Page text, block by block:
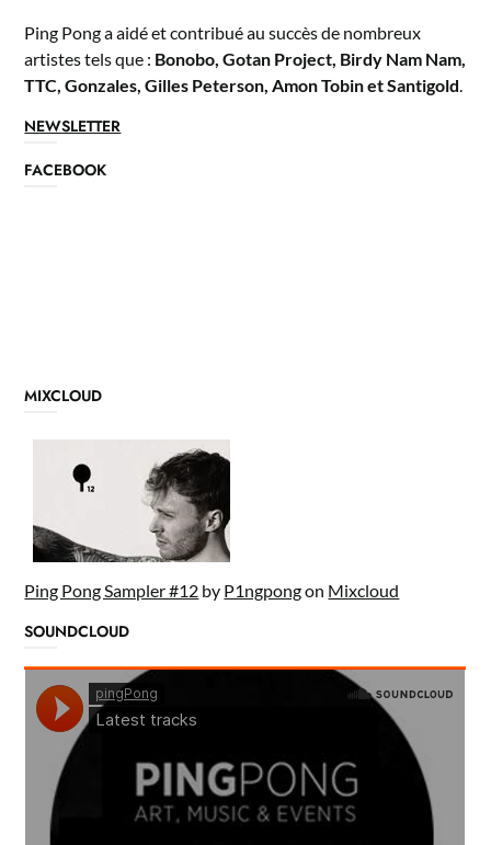
Ping Pong a aidé et contribué au succès de nombreux
artistes tels que : Bonobo, Gotan Project, Birdy Nam Nam,
TTC, Gonzales, Gilles Peterson, Amon Tobin et Santigold
NEWSLETTER
FACEBOOK
MIXCLOUD
Ping Pong Sampler #12 by P1ngpongon Mixcloud
SOUNDCLOUD